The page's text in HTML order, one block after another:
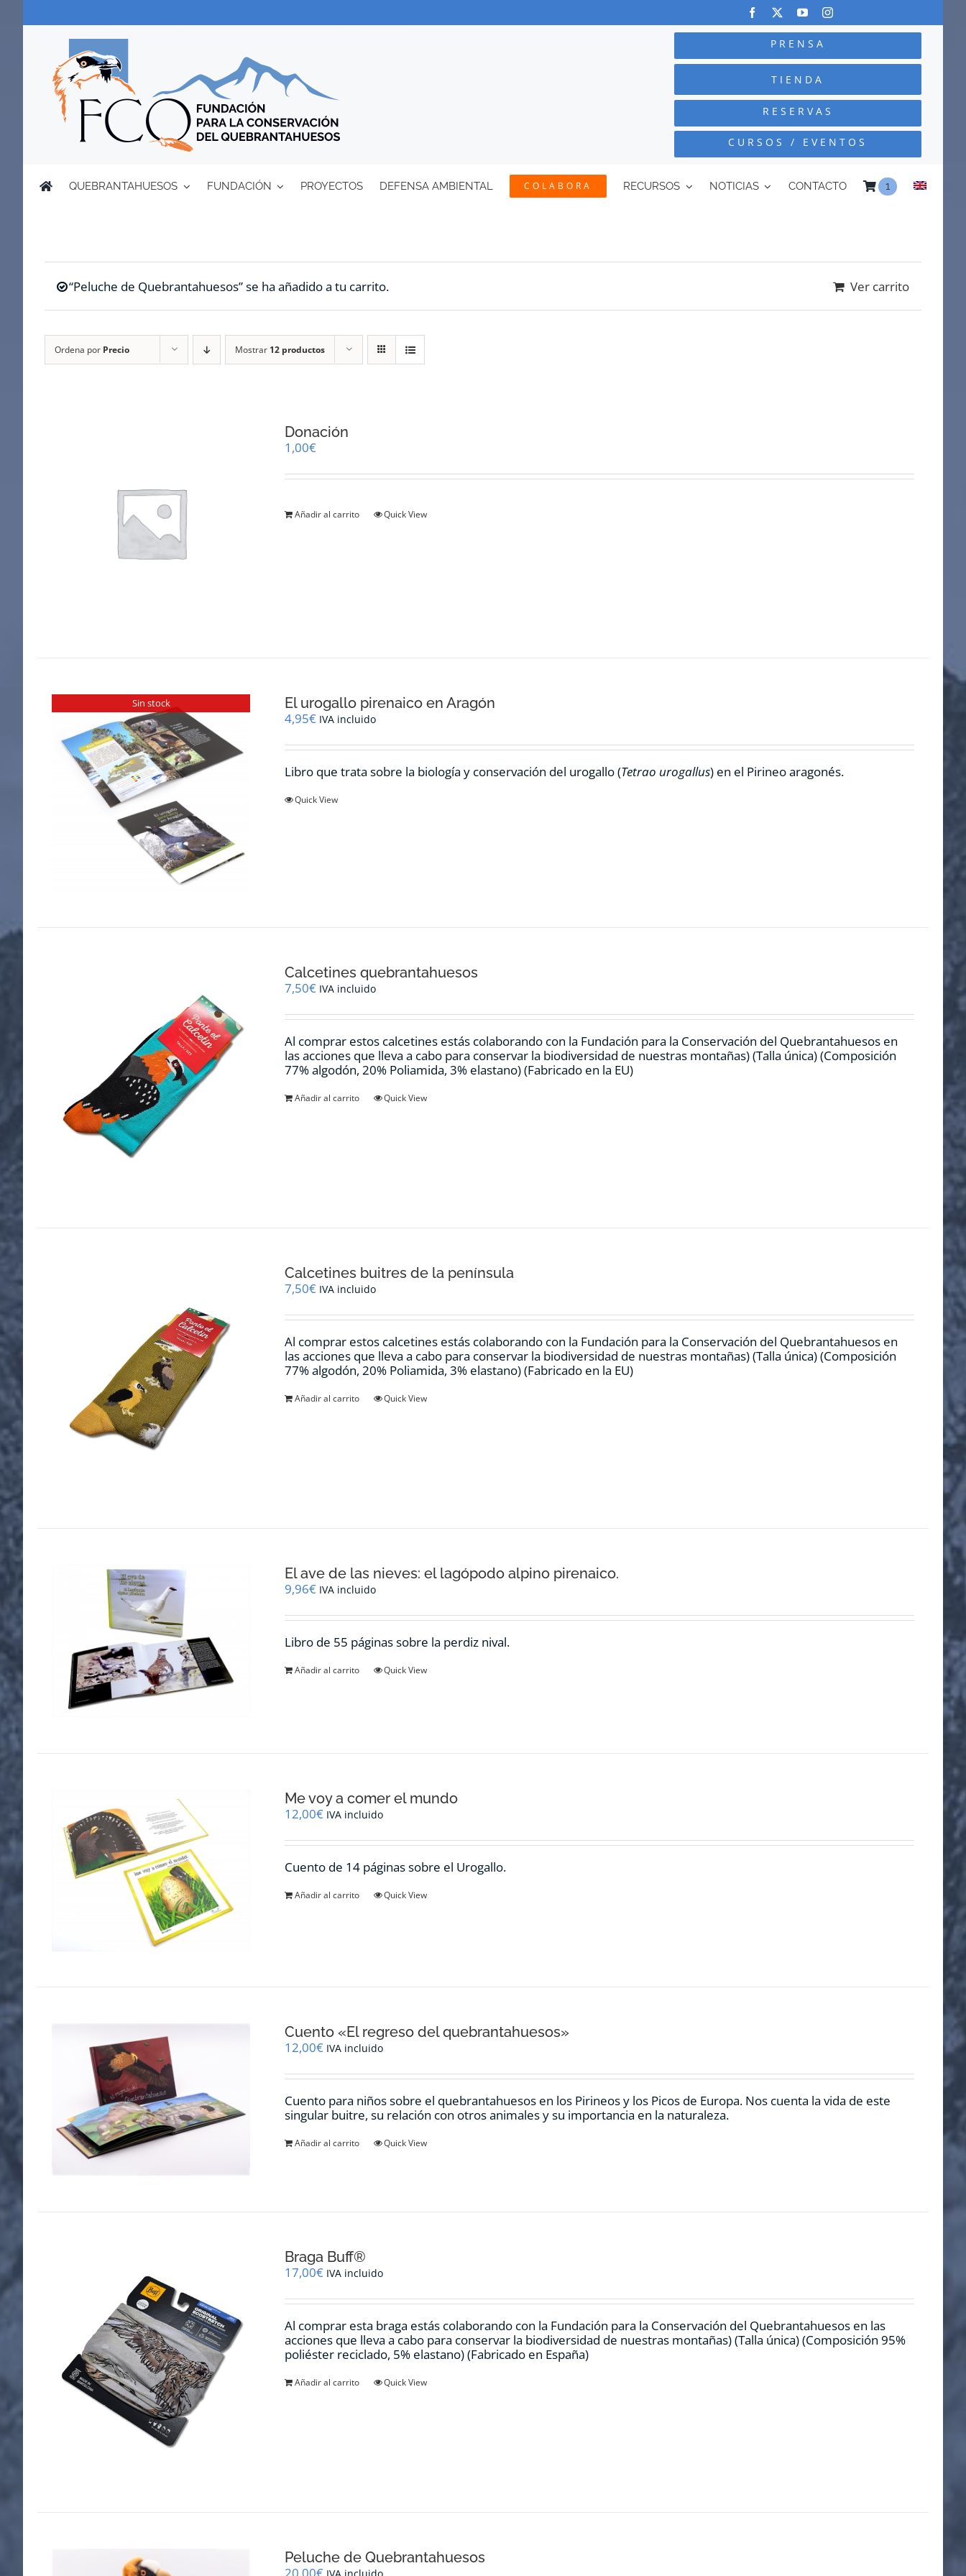
PRENSA
TIENDA
RESERVAS
CURSOS / EVENTOS
QUEBRANTAHUESOS FUNDACIÓN PROYECTOS DEFENSA AMBIENTAL COLABORA RECURSOS NOTICIAS CONTACTO 1
“Peluche de Quebrantahuesos” se ha añadido a tu carrito. Ver carrito
Ordena por Precio Mostrar 12 productos
Donación
1,00€
Añadir al carrito Quick View
Sin stock El urogallo pirenaico en Aragón
4,95€ IVA incluido
Libro que trata sobre la biología y conservación del urogallo (Tetrao urogallus) en el Pirineo aragonés.
Quick View
Calcetines quebrantahuesos
7,50€ IVA incluido
Al comprar estos calcetines estás colaborando con la Fundación para la Conservación del Quebrantahuesos en
las acciones que lleva a cabo para conservar la biodiversidad de nuestras montañas) (Talla única) (Composición
77% algodón, 20% Poliamida, 3% elastano) (Fabricado en la EU)
Añadir al carrito Quick View
Calcetines buitres de la península
7,50€ IVA incluido
Al comprar estos calcetines estás colaborando con la Fundación para la Conservación del Quebrantahuesos en
las acciones que lleva a cabo para conservar la biodiversidad de nuestras montañas) (Talla única) (Composición
77% algodón, 20% Poliamida, 3% elastano) (Fabricado en la EU)
Añadir al carrito Quick View
El ave de las nieves: el lagópodo alpino pirenaico.
9,96€ IVA incluido
Libro de 55 páginas sobre la perdiz nival.
Añadir al carrito Quick View
Me voy a comer el mundo
12,00€ IVA incluido
Cuento de 14 páginas sobre el Urogallo.
Añadir al carrito Quick View
Cuento «El regreso del quebrantahuesos»
12,00€ IVA incluido
Cuento para niños sobre el quebrantahuesos en los Pirineos y los Picos de Europa. Nos cuenta la vida de este
singular buitre, su relación con otros animales y su importancia en la naturaleza.
Añadir al carrito Quick View
Braga Buff®
17,00€ IVA incluido
Al comprar esta braga estás colaborando con la Fundación para la Conservación del Quebrantahuesos en las
acciones que lleva a cabo para conservar la biodiversidad de nuestras montañas) (Talla única) (Composición 95%
poliéster reciclado, 5% elastano) (Fabricado en España)
Añadir al carrito Quick View
Peluche de Quebrantahuesos